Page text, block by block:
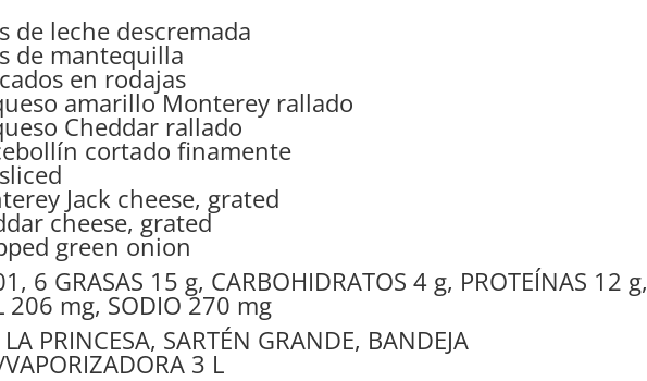
de leche descremada
de mantequilla
en rodajas
amarillo Monterey rallado
Cheddar rallado
cortado finamente
Jack cheese, grated
cheese, grated
green onion
6 GRASAS 15 g, CARBOHIDRATOS 4 g, PROTEÍNAS 12 g,
206 mg, SODIO 270 mg
PRINCESA, SARTÉN GRANDE, BANDEJA
3 L